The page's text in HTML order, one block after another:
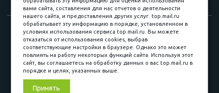
© 2015-2026. Компания «Мебельный куб».
ИП Саворенко Валерий Александрович. Россия, г. Томск, пл.
Соляная, 6 стр. 16, Цокольный этаж
вами сайта, составления для нас отчетов о деятельности
нашего сайта, и предоставления других услуг. top.mail.ru
обрабатывает эту информацию в порядке, установленном в
условиях использования сервиса top.mail.ru. Вы можете
отказаться от использования cookies, выбрав
соответствующие настройки в браузере. Однако это может
повлиять на работу некоторых функций сайта. Используя этот
сайт, вы соглашаетесь на обработку данных о вас top.mail.ru в
порядке и целях, указанных выше.
Принять